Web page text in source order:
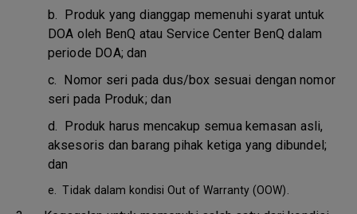
b. Produk yang dianggap memenuhi syarat untuk
DOA oleh BenQ atau Service Center BenQ dalam
periode DOA; dan
c. Nomor seri pada dus/box sesuai dengan nomor
seri pada Produk; dan
d. Produk harus mencakup semua kemasan asli,
aksesoris dan barang pihak ketiga yang dibundel;
dan
e.Tidak dalam kondisi Out of Warranty (OOW).